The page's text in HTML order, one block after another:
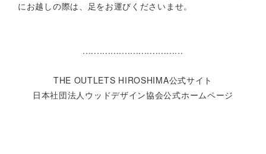
にお越しの際は、足をお運びくださいませ。
....................................
THE OUTLETS HIROSHIMA公式サイト
日本社団法人ウッドデザイン協会公式ホームページ